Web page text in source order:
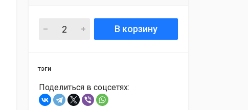
В корзину
тэги
Поделиться в соцсетях: